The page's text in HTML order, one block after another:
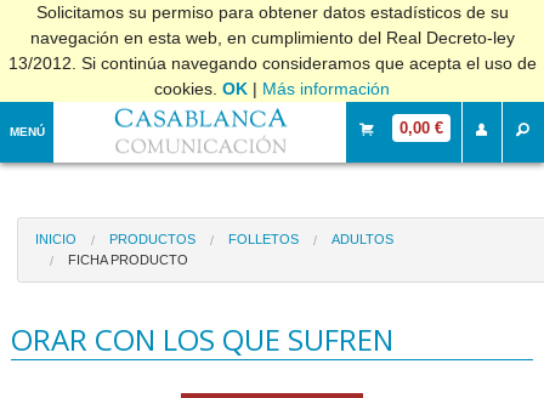
Solicitamos su permiso para obtener datos estadísticos de su
navegación en esta web, en cumplimiento del Real Decreto-ley
13/2012. Si continúa navegando consideramos que acepta el uso de
cookies. OK | Más información
MENÚ 0,00 €
INICIO PRODUCTOS FOLLETOS
ADULTOS
FICHA PRODUCTO
ORAR CON LOS QUE SUFREN